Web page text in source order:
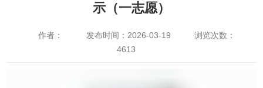
示（一志愿）
作者： 发布时间：2026-03-19
浏览次数：
4613